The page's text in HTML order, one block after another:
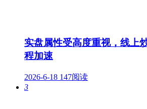
实盘属性受高度重视，线上
程加速
2026-6-18 147阅读
3